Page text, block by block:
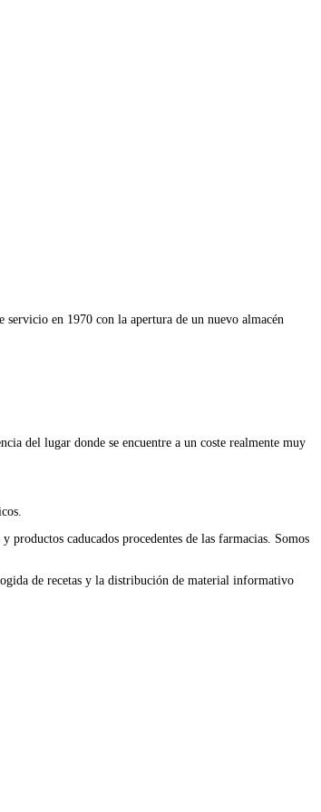
servicio en 1970 con la apertura de un nuevo almacén
del lugar donde se encuentre a un coste realmente muy
caducados procedentes de las farmacias. Somos
de recetas y la distribución de material informativo